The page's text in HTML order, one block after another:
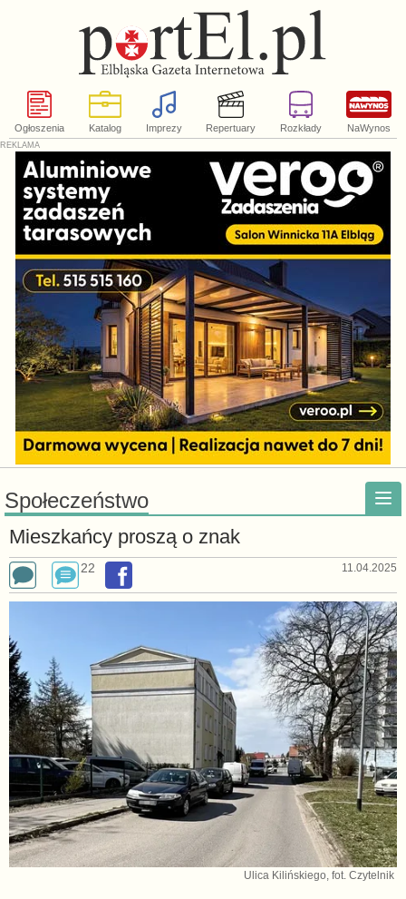
Ogłoszenia Katalog Imprezy Repertuary Rozkłady NaWynos
Społeczeństwo
Mieszkańcy proszą o znak
22 11.04.2025
Ulica Kilińskiego, fot. Czytelnik